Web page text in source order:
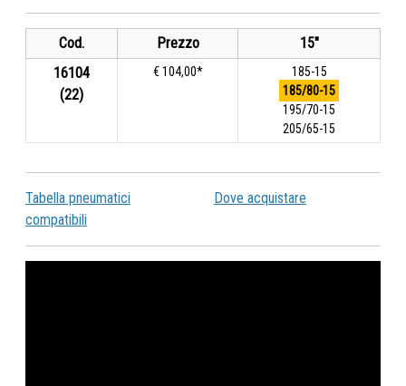
Cod. Prezzo
15"
16104
(22)
€ 104,00*
185-15
185/80-15
195/70-15
205/65-15
Tabella pneumatici
compatibili
Dove acquistare